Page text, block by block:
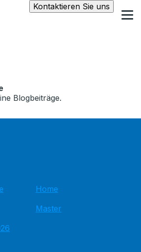
Kontaktieren Sie uns
Blogbeiträge.
Home
Master